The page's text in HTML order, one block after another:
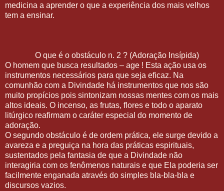
medicina a aprender o que a experiência dos mais velhos
tem a ensinar.
O que é o obstáculo n. 2 ? (Adoração Insípida)
O homem que busca resultados – age ! Esta ação usa os
instrumentos necessários para que seja eficaz. Na
comunhão com a Divindade há instrumentos que nos são
muito propícios pois sintonizam nossas mentes com os mais
altos ideais. O incenso, as frutas, flores e todo o aparato
litúrgico reafirmam o caráter especial do momento de
adoração.
O segundo obstáculo é de ordem prática, ele surge devido a
avareza e a preguiça na hora das práticas espirituais,
sustentados pela fantasia de que a Divindade não
interagiria com os fenômenos naturais e que Ela poderia ser
facilmente enganada através do simples bla-bla-bla e
discursos vazios.